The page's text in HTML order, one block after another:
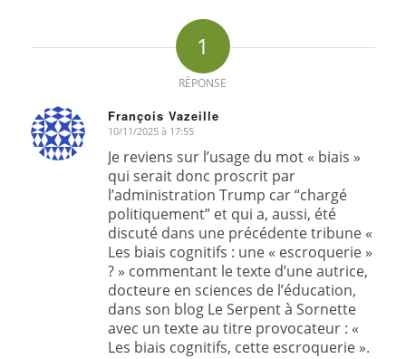
1
RÉPONSE
François Vazeille
dit
:
10/11/2025 à 17:55
Je reviens sur l’usage du mot « biais »
qui serait donc proscrit par
l’administration Trump car “chargé
politiquement” et qui a, aussi, été
discuté dans une précédente tribune «
Les biais cognitifs : une « escroquerie »
? » commentant le texte d’une autrice,
docteure en sciences de l’éducation,
dans son blog Le Serpent à Sornette
avec un texte au titre provocateur : «
Les biais cognitifs, cette escroquerie ».